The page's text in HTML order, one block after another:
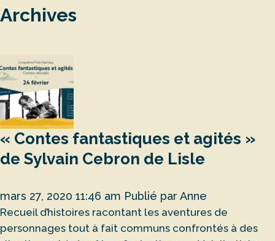
Archives
« Contes fantastiques et agités »
de Sylvain Cebron de Lisle
mars 27, 2020 11:46 am Publié par Anne
Recueil d’histoires racontant les aventures de
personnages tout à fait communs confrontés à des